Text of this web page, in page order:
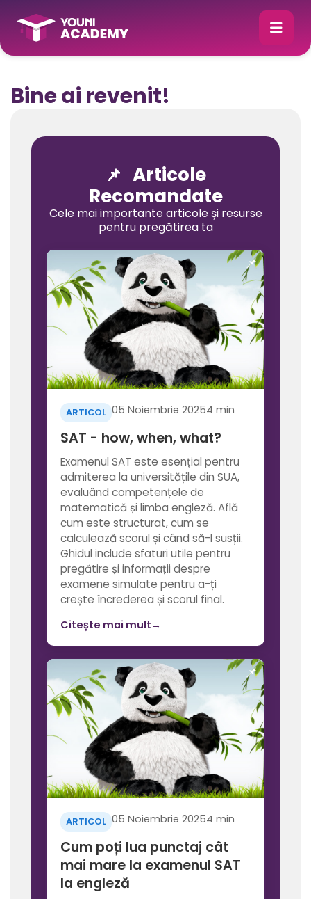
Bine ai revenit!
📌 Articole
Recomandate
Cele mai importante articole și resurse
pentru pregătirea ta
ARTICOL 05 Noiembrie 20254 min
SAT - how, when, what?
Examenul SAT este esențial pentru
admiterea la universitățile din SUA,
evaluând competențele de
matematică și limba engleză. Află
cum este structurat, cum se
calculează scorul și când să-l susții.
Ghidul include sfaturi utile pentru
pregătire și informații despre
examene simulate pentru a-ți
crește încrederea și scorul final.
Citește mai mult→
ARTICOL 05 Noiembrie 20254 min
Cum poți lua punctaj cât
mai mare la examenul SAT
la engleză